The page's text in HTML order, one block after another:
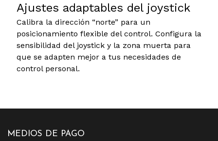
Ajustes adaptables del joystick
Calibra la dirección “norte” para un
posicionamiento flexible del control. Configura la
sensibilidad del joystick y la zona muerta para
que se adapten mejor a tus necesidades de
control personal.
MEDIOS DE PAGO